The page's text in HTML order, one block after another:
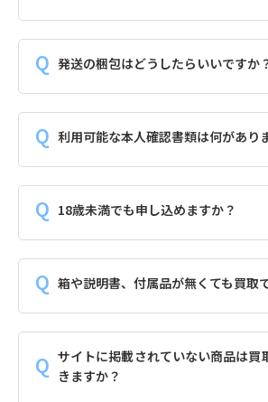
発送の梱包はどうしたらいいですか
利用可能な本人確認書類は何があり
18歳未満でも申し込めますか？
箱や説明書、付属品が無くても買取
サイトに掲載されていない商品は買
きますか？